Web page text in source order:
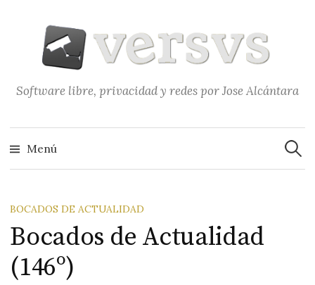
contenido
Software libre, privacidad y redes por Jose Alcántara
Menú
BOCADOS DE ACTUALIDAD
Bocados de Actualidad
(146º)